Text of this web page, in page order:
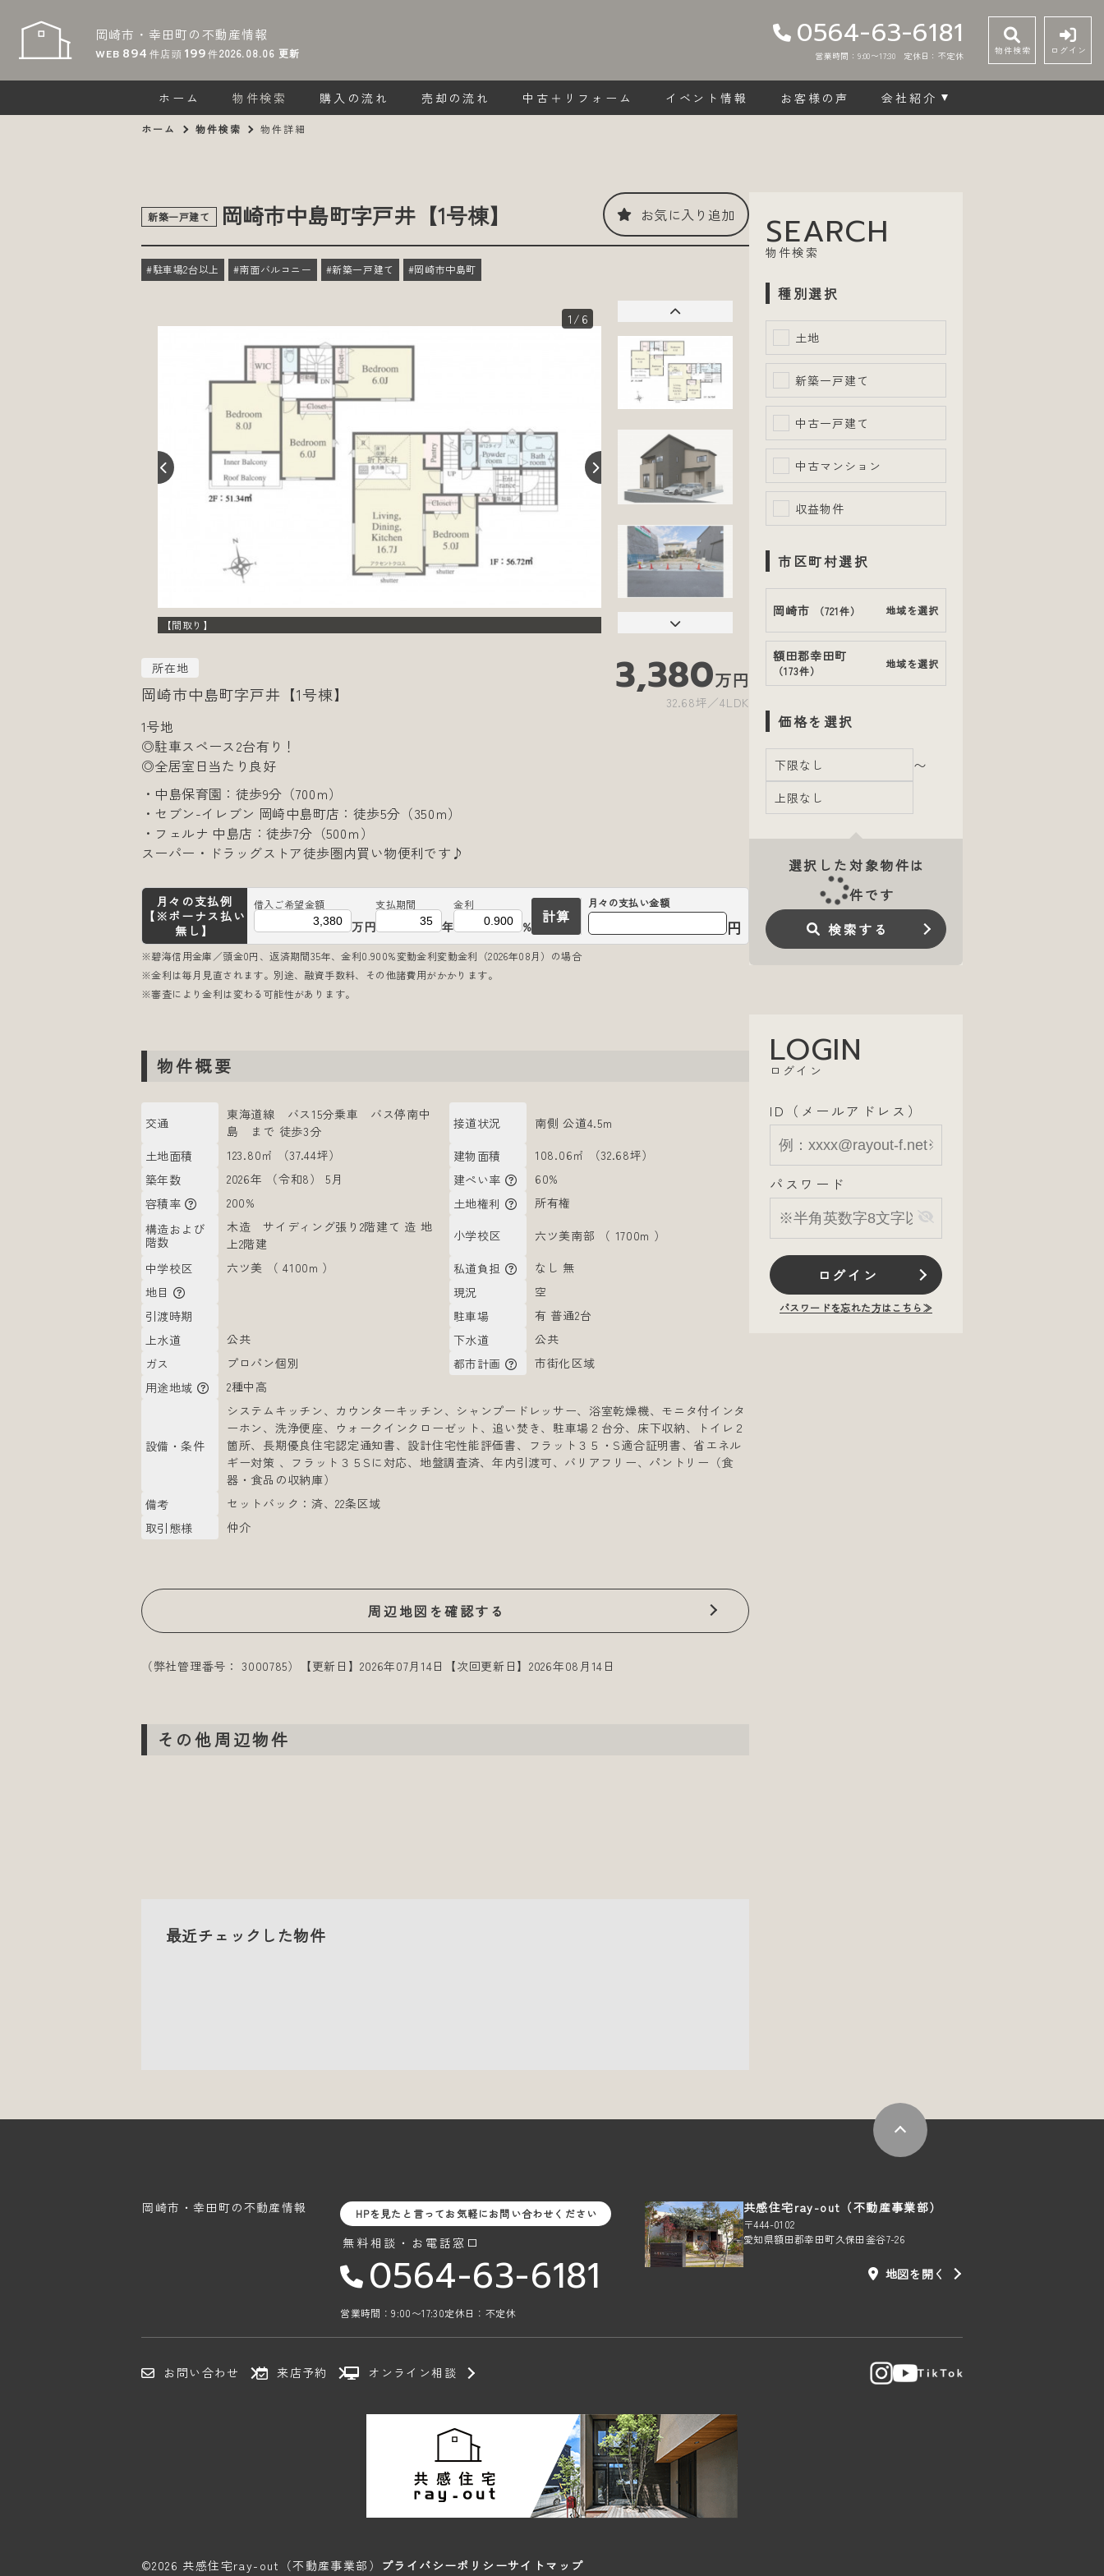
岡崎市・幸田町の不動産情報
WEB 894 件店頭 199件2026.08.06 更新
0564-63-6181
営業時間：9:00〜17:30 定休日：不定休 物件検索 ログイン
ホーム 物件検索 購入の流れ 売却の流れ 中古＋リフォーム イベント情報 お客様の声 会社紹介
ホーム 物件検索 物件詳細
新築一戸建て 岡崎市中島町字戸井【1号棟】 お気に入り追加
#駐車場2台以上 #南面バルコニー #新築一戸建て #岡崎市中島町
1 /6
【間取り】
所在地
岡崎市中島町字戸井【1号棟】 3,380万円
32.68坪 4LDK
1号地
◎駐車スペース2台有り！
◎全居室日当たり良好
・中島保育園：徒歩9分（700ｍ）
・セブン-イレブン 岡崎中島町店：徒歩5分（350ｍ）
・フェルナ 中島店：徒歩7分（500ｍ）
スーパー・ドラッグストア徒歩圏内買い物便利です♪
月々の支払例
【※ボーナス払い
無し】
借入ご希望金額
万円
支払期間
年
金利
%
計算
月々の支払い金額
円
※碧海信用金庫／頭金0円、返済期間35年、金利0.900%変動金利変動金利（2026年08月）の場合
※金利は毎月見直されます。別途、融資手数料、その他諸費用がかかります。
※審査により金利は変わる可能性があります。
物件概要
交通
東海道線 バス15分乗車 バス停南中
島 まで 徒歩3分
接道状況
南側 公道4.5m
土地面積
123.80㎡ （37.44坪） 建物面積
108.06㎡ （32.68坪）
築年数
2026年 （令和8） 5月 建ぺい率
60%
容積率
200% 土地権利
所有権
構造および
階数
木造 サイディング張り2階建て 造 地
上2階建
小学校区
六ツ美南部 （ 1700m ）
中学校区
六ツ美 （ 4100m ） 私道負担
なし 無
地目
現況
空
引渡時期
駐車場
有 普通2台
上水道
公共 下水道
公共
ガス
プロパン個別 都市計画
市街化区域
用途地域
2種中高
設備・条件
システムキッチン、カウンターキッチン、シャンプードレッサー、浴室乾燥機、モニタ付インタ
ーホン、洗浄便座、ウォークインクローゼット、追い焚き、駐車場２台分、床下収納、トイレ２
箇所、長期優良住宅認定通知書、設計住宅性能評価書、フラット３５・S適合証明書、省エネル
ギー対策 、フラット３５Sに対応、地盤調査済、年内引渡可、バリアフリー、パントリー（食
器・食品の収納庫）
備考
セットバック：済、22条区域
取引態様
仲介
周辺地図を確認する
（弊社管理番号： 3000785） 【更新日】2026年07月14日 【次回更新日】2026年08月14日
その他周辺物件
最近チェックした物件
SEARCH
物件検索
種別選択
土地
新築一戸建て
中古一戸建て
中古マンション
収益物件
市区町村選択
岡崎市 （721件） 地域を選択
額田郡幸田町
（173件）
地域を選択
価格を選択
〜
選択した対象物件は
件です
検索する
LOGIN
ログイン
ID（メールアドレス）
パスワード
ログイン
パスワードを忘れた方はこちら≫
岡崎市・幸田町の不動産情報 HPを見たと言ってお気軽にお問い合わせください
無料相談・お電話窓口
0564-63-6181
営業時間：9:00〜17:30定休日：不定休
共感住宅ray-out（不動産事業部）
〒444-0102
愛知県額田郡幸田町久保田釜谷7-26
地図を開く
お問い合わせ 来店予約 オンライン相談
プライバシーポリシーサイトマップ
©2026 共感住宅ray-out（不動産事業部）